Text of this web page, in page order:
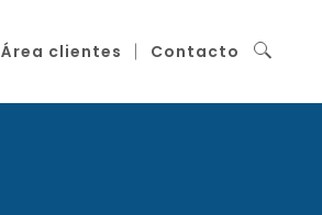
Área clientes Contacto